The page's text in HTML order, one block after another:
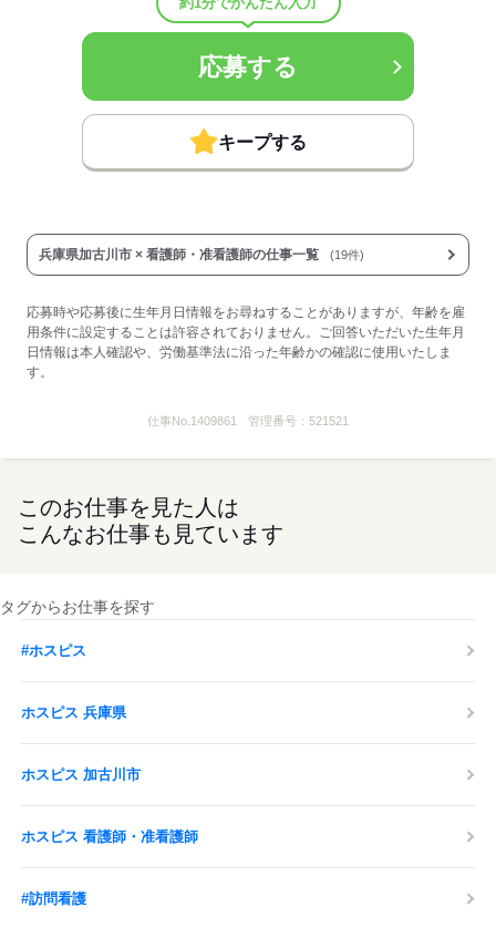
応募する
応募する
キープする
兵庫県加古川市 × 看護師・准看護師の仕事一覧 (19件)
応募時や応募後に生年月日情報をお尋ねすることがありますが、年齢を雇
用条件に設定することは許容されておりません。ご回答いただいた生年月
日情報は本人確認や、労働基準法に沿った年齢かの確認に使用いたしま
す。
仕事No. 1409861 管理番号： 521521
このお仕事を見た人は
こんなお仕事も見ています
タグからお仕事を探す
#ホスピス
ホスピス 兵庫県
ホスピス 加古川市
ホスピス 看護師・准看護師
#訪問看護